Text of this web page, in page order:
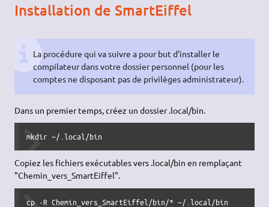
Installation de SmartEiffel
La procédure qui va suivre a pour but d'installer le
compilateur dans votre dossier personnel (pour les
comptes ne disposant pas de privilèges administrateur).
Dans un premier temps, créez un dossier .local/bin.
mkdir ~/.local/bin
Copiez les fichiers exécutables vers .local/bin en remplaçant
"Chemin_vers_SmartEiffel".
cp -R Chemin_vers_SmartEiffel/bin/* ~/.local/bin